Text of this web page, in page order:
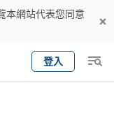
本網站代表您同意
登入